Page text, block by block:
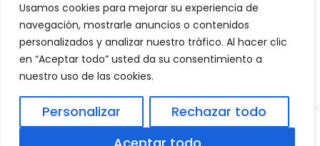
Usamos cookies para mejorar su experiencia de
navegación, mostrarle anuncios o contenidos
personalizados y analizar nuestro tráfico. Al hacer clic
en “Aceptar todo” usted da su consentimiento a
nuestro uso de las cookies.
Personalizar
Rechazar todo
Otro
Pescado
Recetas
Política de Privacidad Aviso Legal|